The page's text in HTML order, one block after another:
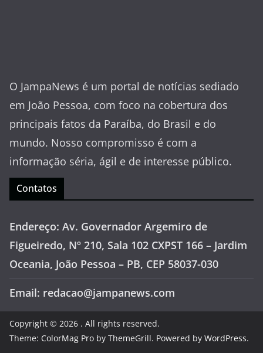
O JampaNews é um portal de notícias sediado
em João Pessoa, com foco na cobertura dos
principais fatos da Paraíba, do Brasil e do
mundo. Nosso compromisso é com a
informação séria, ágil e de interesse público.
Contatos
Endereço: Av. Governador Argemiro de
Figueiredo, Nº 210, Sala 102 CXPST 166 – Jardim
Oceania, João Pessoa – PB, CEP 58037-030
Email: redacao@jampanews.com
Copyright © 2026 . All rights reserved.
Theme: ColorMag Pro by ThemeGrill. Powered by WordPress.